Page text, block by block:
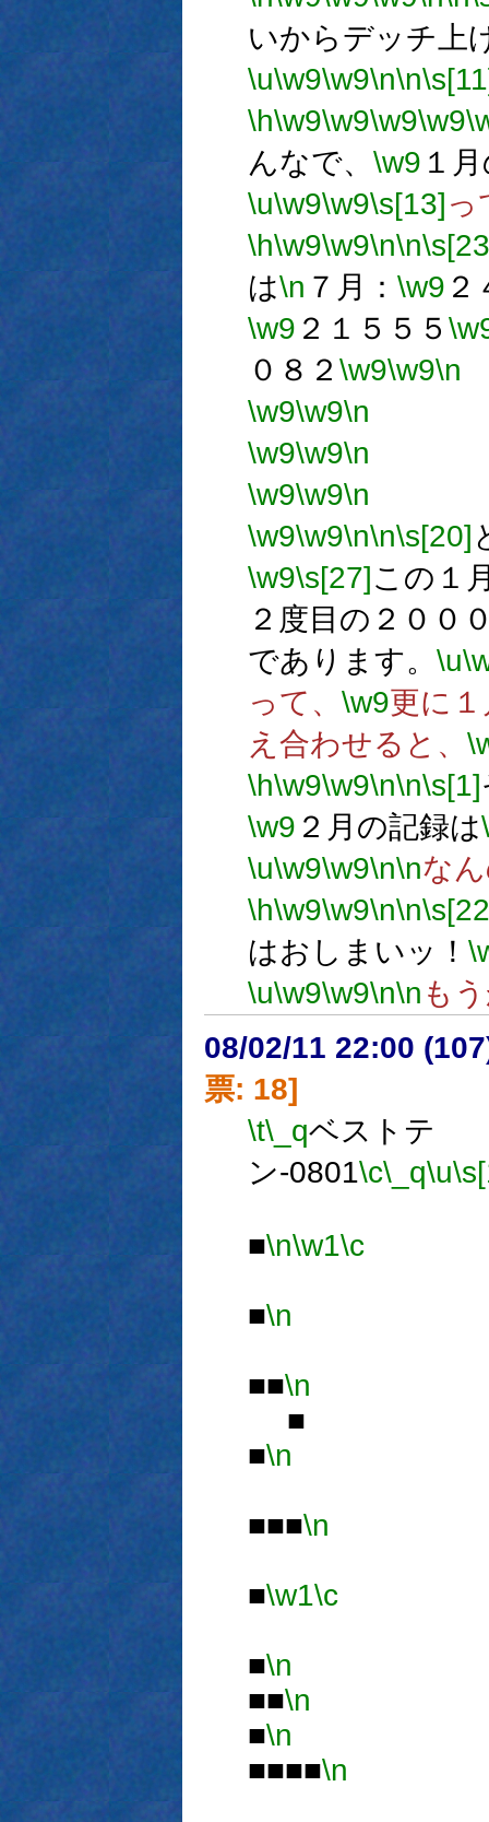
いからデッチ上
\u\w9\w9\n\n
\h\w9\w9\w9\w9
んなで、 \w9 １
\u\w9\w9\s[13]っ
\h\w9\w9\n\n
は\n ７月： \w9 ２
\w9 ２１５５５
０８２ \w9\w9\n
\w9\w9\n
\w9\w9\n
\w9\w9\n
\w9\w9\n\n\s[20]
\w9\s[27]この１
２度目の２００
であります。 \u
って、 \w9更に
え合わせると、
\h\w9\w9\n\n\s[1]
\w9 ２月の記録は
\u\w9\w9\n\nな
\h\w9\w9\n\n
はおしまいッ！
\u\w9\w9\n\n も
08/02/11 22:00
票: 18]
\t\_qベストテ
ン-0801\c\_q\u
■\n\w1\c
■\n
■■\n
■
■\n
■■■\n
■\w1\c
■\n
■■\n
■\n
■■■■\n